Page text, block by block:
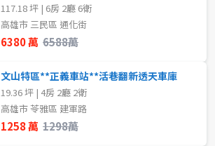
117.18 坪 | 6房 2廳 6衛
高雄市 三民區 通化街
6380 萬 6588萬
文山特區**正義車站**活巷翻新透天車庫
19.36 坪 | 4房 2廳 2衛
高雄市 苓雅區 建軍路
1258 萬 1298萬